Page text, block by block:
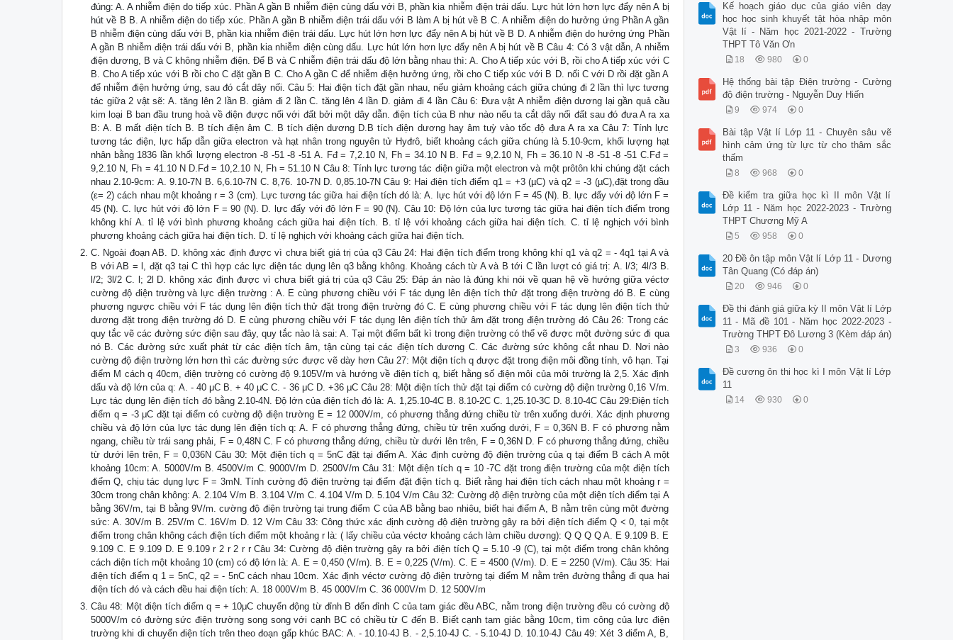
đúng: A. A nhiễm điện do tiếp xúc. Phần A gần B nhiễm điện cùng dấu với B, phần kia nhiễm điện trái dấu. Lực hút lớn hơn lực đẩy nên A bị
hút về B B. A nhiễm điện do tiếp xúc. Phần A gần B nhiễm điện trái dấu với B làm A bị hút về B C. A nhiễm điện do hưởng ứng Phần A gần
B nhiễm điện cùng dấu với B, phần kia nhiễm điện trái dấu. Lực hút lớn hơn lực đẩy nên A bị hút về B D. A nhiễm điện do hưởng ứng Phần
A gần B nhiễm điện trái dấu với B, phần kia nhiễm điện cùng dấu. Lực hút lớn hơn lực đẩy nên A bị hút về B Câu 4: Có 3 vật dẫn, A nhiễm
điện dương, B và C không nhiễm điện. Để B và C nhiễm điện trái dấu độ lớn bằng nhau thì: A. Cho A tiếp xúc với B, rồi cho A tiếp xúc với C
B. Cho A tiếp xúc với B rồi cho C đặt gần B C. Cho A gần C để nhiễm điện hưởng ứng, rồi cho C tiếp xúc với B D. nối C với D rồi đặt gần A
để nhiễm điện hưởng ứng, sau đó cắt dây nối. Câu 5: Hai điện tích đặt gần nhau, nếu giảm khoảng cách giữa chúng đi 2 lần thì lực tương
tác giữa 2 vật sẽ: A. tăng lên 2 lần B. giảm đi 2 lần C. tăng lên 4 lần D. giảm đi 4 lần Câu 6: Đưa vật A nhiễm điện dương lại gần quả cầu
kim loại B ban đầu trung hoà về điện được nối với đất bởi một dây dẫn. điện tích của B như nào nếu ta cắt dây nối đất sau đó đưa A ra xa
B: A. B mất điện tích B. B tích điện âm C. B tích điện dương D.B tích điện dương hay âm tuỳ vào tốc độ đưa A ra xa Câu 7: Tính lực
tương tác điện, lực hấp dẫn giữa electron và hạt nhân trong nguyên tử Hyđrô, biết khoảng cách giữa chúng là 5.10-9cm, khối lượng hạt
nhân bằng 1836 lần khối lượng electron -8 -51 -8 -51 A. Fđ = 7,2.10 N, Fh = 34.10 N B. Fđ = 9,2.10 N, Fh = 36.10 N -8 -51 -8 -51 C.Fđ =
9,2.10 N, Fh = 41.10 N D.Fđ = 10,2.10 N, Fh = 51.10 N Câu 8: Tính lực tương tác điện giữa một electron và một prôtôn khi chúng đặt cách
nhau 2.10-9cm: A. 9.10-7N B. 6,6.10-7N C. 8,76. 10-7N D. 0,85.10-7N Câu 9: Hai điện tích điểm q1 = +3 (µC) và q2 = -3 (µC),đặt trong dầu
(ε= 2) cách nhau một khoảng r = 3 (cm). Lực tương tác giữa hai điện tích đó là: A. lực hút với độ lớn F = 45 (N). B. lực đẩy với độ lớn F =
45 (N). C. lực hút với độ lớn F = 90 (N). D. lực đẩy với độ lớn F = 90 (N). Câu 10: Độ lớn của lực tương tác giữa hai điện tích điểm trong
không khí A. tỉ lệ với bình phương khoảng cách giữa hai điện tích. B. tỉ lệ với khoảng cách giữa hai điện tích. C. tỉ lệ nghịch với bình
phương khoảng cách giữa hai điện tích. D. tỉ lệ nghịch với khoảng cách giữa hai điện tích.
C. Ngoài đoạn AB. D. không xác định được vì chưa biết giá trị của q3 Câu 24: Hai điện tích điểm trong không khí q1 và q2 = - 4q1 tại A và
B với AB = l, đặt q3 tại C thì hợp các lực điện tác dụng lên q3 bằng không. Khoảng cách từ A và B tới C lần lượt có giá trị: A. l/3; 4l/3 B.
l/2; 3l/2 C. l; 2l D. không xác định được vì chưa biết giá trị của q3 Câu 25: Đáp án nào là đúng khi nói về quan hệ về hướng giữa véctơ
cường độ điện trường và lực điện trường : A. E cùng phương chiều với F tác dụng lên điện tích thử đặt trong điện trường đó B. E cùng
phương ngược chiều với F tác dụng lên điện tích thử đặt trong điện trường đó C. E cùng phương chiều với F tác dụng lên điện tích thử
dương đặt trong điện trường đó D. E cùng phương chiều với F tác dụng lên điện tích thử âm đặt trong điện trường đó Câu 26: Trong các
quy tắc vẽ các đường sức điện sau đây, quy tắc nào là sai: A. Tại một điểm bất kì trong điện trường có thể vẽ được một đường sức đi qua
nó B. Các đường sức xuất phát từ các điện tích âm, tận cùng tại các điện tích dương C. Các đường sức không cắt nhau D. Nơi nào
cường độ điện trường lớn hơn thì các đường sức được vẽ dày hơn Câu 27: Một điện tích q được đặt trong điện môi đồng tính, vô hạn. Tại
điểm M cách q 40cm, điện trường có cường độ 9.105V/m và hướng về điện tích q, biết hằng số điện môi của môi trường là 2,5. Xác định
dấu và độ lớn của q: A. - 40 μC B. + 40 μC C. - 36 μC D. +36 μC Câu 28: Một điện tích thử đặt tại điểm có cường độ điện trường 0,16 V/m.
Lực tác dụng lên điện tích đó bằng 2.10-4N. Độ lớn của điện tích đó là: A. 1,25.10-4C B. 8.10-2C C. 1,25.10-3C D. 8.10-4C Câu 29:Điện tích
điểm q = -3 μC đặt tại điểm có cường độ điện trường E = 12 000V/m, có phương thẳng đứng chiều từ trên xuống dưới. Xác định phương
chiều và độ lớn của lực tác dụng lên điện tích q: A. F có phương thẳng đứng, chiều từ trên xuống dưới, F = 0,36N B. F có phương nằm
ngang, chiều từ trái sang phải, F = 0,48N C. F có phương thẳng đứng, chiều từ dưới lên trên, F = 0,36N D. F có phương thẳng đứng, chiều
từ dưới lên trên, F = 0,036N Câu 30: Một điện tích q = 5nC đặt tại điểm A. Xác định cường độ điện trường của q tại điểm B cách A một
khoảng 10cm: A. 5000V/m B. 4500V/m C. 9000V/m D. 2500V/m Câu 31: Một điện tích q = 10 -7C đặt trong điện trường của một điện tích
điểm Q, chịu tác dụng lực F = 3mN. Tính cường độ điện trường tại điểm đặt điện tích q. Biết rằng hai điện tích cách nhau một khoảng r =
30cm trong chân không: A. 2.104 V/m B. 3.104 V/m C. 4.104 V/m D. 5.104 V/m Câu 32: Cường độ điện trường của một điện tích điểm tại A
bằng 36V/m, tại B bằng 9V/m. cường độ điện trường tại trung điểm C của AB bằng bao nhiêu, biết hai điểm A, B nằm trên cùng một đường
sức: A. 30V/m B. 25V/m C. 16V/m D. 12 V/m Câu 33: Công thức xác định cường độ điện trường gây ra bởi điện tích điểm Q < 0, tại một
điểm trong chân không cách điện tích điểm một khoảng r là: ( lấy chiều của véctơ khoảng cách làm chiều dương): Q Q Q Q A. E 9.109 B. E
9.109 C. E 9.109 D. E 9.109 r 2 r 2 r r Câu 34: Cường độ điện trường gây ra bởi điện tích Q = 5.10 -9 (C), tại một điểm trong chân không
cách điện tích một khoảng 10 (cm) có độ lớn là: A. E = 0,450 (V/m). B. E = 0,225 (V/m). C. E = 4500 (V/m). D. E = 2250 (V/m). Câu 35: Hai
điện tích điểm q 1 = 5nC, q2 = - 5nC cách nhau 10cm. Xác định véctơ cường độ điện trường tại điểm M nằm trên đường thẳng đi qua hai
điện tích đó và cách đều hai điện tích: A. 18 000V/m B. 45 000V/m C. 36 000V/m D. 12 500V/m
Câu 48: Một điện tích điểm q = + 10μC chuyển động từ đỉnh B đến đỉnh C của tam giác đều ABC, nằm trong điện trường đều có cường độ
5000V/m có đường sức điện trường song song với cạnh BC có chiều từ C đến B. Biết cạnh tam giác bằng 10cm, tìm công của lực điện
trường khi di chuyển điện tích trên theo đoạn gấp khúc BAC: A. - 10.10-4J B. - 2,5.10-4J C. - 5.10-4J D. 10.10-4J Câu 49: Xét 3 điểm A, B,
Kế hoạch giáo dục của giáo viên dạy
học học sinh khuyết tật hòa nhập môn
Vật lí - Năm học 2021-2022 - Trường
THPT Tô Văn Ơn
18 980 0
Hệ thống bài tập Điện trường - Cường
độ điện trường - Nguyễn Duy Hiến
9 974 0
Bài tập Vật lí Lớp 11 - Chuyên sâu vẽ
hình cảm ứng từ lực từ cho thâm sắc
thấm
8 968 0
Đề kiểm tra giữa học kì II môn Vật lí
Lớp 11 - Năm học 2022-2023 - Trường
THPT Chương Mỹ A
5 958 0
20 Đề ôn tập môn Vật lí Lớp 11 - Dương
Tân Quang (Có đáp án)
20 946 0
Đề thi đánh giá giữa kỳ II môn Vật lí Lớp
11 - Mã đề 101 - Năm học 2022-2023 -
Trường THPT Đô Lương 3 (Kèm đáp án)
3 936 0
Đề cương ôn thi học kì I môn Vật lí Lớp
11
14 930 0